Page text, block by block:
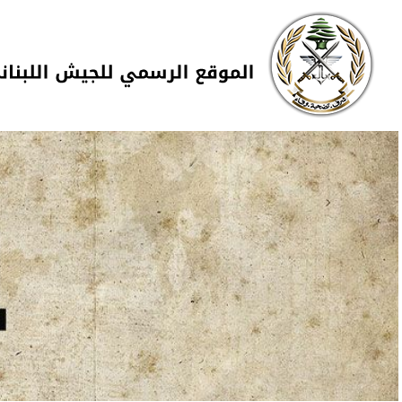
تجاوز إلى المحتوى الرئيسي
Skip to navigation